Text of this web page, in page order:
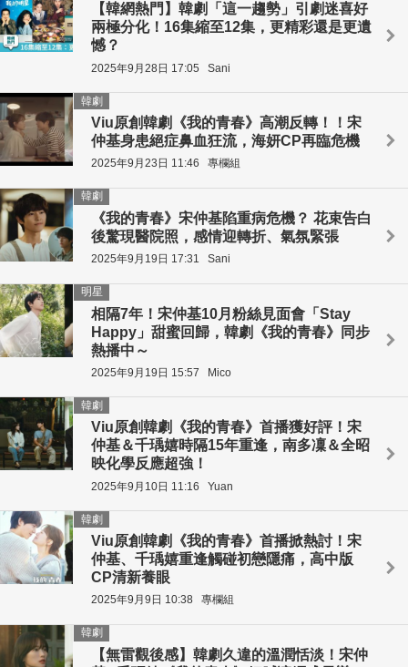
【韓網熱門】韓劇「這一趨勢」引劇迷喜好
兩極分化！16集縮至12集，更精彩還是更遺
憾？
2025年9月28日 17:05 Sani
Viu原創韓劇《我的青春》高潮反轉！！宋
仲基身患絕症鼻血狂流，海妍CP再臨危機
韓劇
2025年9月23日 11:46 專欄組
《我的青春》宋仲基陷重病危機？ 花束告白
後驚現醫院照，感情迎轉折、氣氛緊張
韓劇
2025年9月19日 17:31 Sani
相隔7年！宋仲基10月粉絲見面會「Stay
Happy」甜蜜回歸，韓劇《我的青春》同步
熱播中～
明星
2025年9月19日 15:57 Mico
Viu原創韓劇《我的青春》首播獲好評！宋
仲基＆千瑀嬉時隔15年重逢，南多凜＆全昭
映化學反應超強！
韓劇
2025年9月10日 11:16 Yuan
Viu原創韓劇《我的青春》首播掀熱討！宋
仲基、千瑀嬉重逢觸碰初戀隱痛，高中版
CP清新養眼
韓劇
2025年9月9日 10:38 專欄組
【無雷觀後感】韓劇久違的溫潤恬淡！宋仲
韓劇